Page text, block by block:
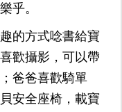
乎。
的方式唸書給寶
歡攝影，可以帶
爸爸喜歡騎單
安全座椅，載寶